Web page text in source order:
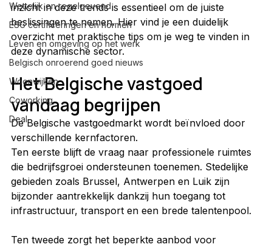
Wettelijk en regelgevend
ESG certificeringen en normen
Leven en omgeving op het werk
Belgisch onroerend goed nieuws
Woonwijken
Coworking
Deal
inzicht in deze trends is essentieel om de juiste
beslissingen te nemen. Hier vind je een duidelijk
overzicht met praktische tips om je weg te vinden in
deze dynamische sector.
Het Belgische vastgoed
vandaag begrijpen
De Belgische vastgoedmarkt wordt beïnvloed door
verschillende kernfactoren.
Ten eerste blijft de vraag naar professionele ruimtes
die bedrijfs­groei ondersteunen toenemen. Stedelijke
gebieden zoals Brussel, Antwerpen en Luik zijn
bijzonder aantrekkelijk dankzij hun toegang tot
infrastructuur, transport en een brede talentenpool.
Ten tweede zorgt het beperkte aanbod voor